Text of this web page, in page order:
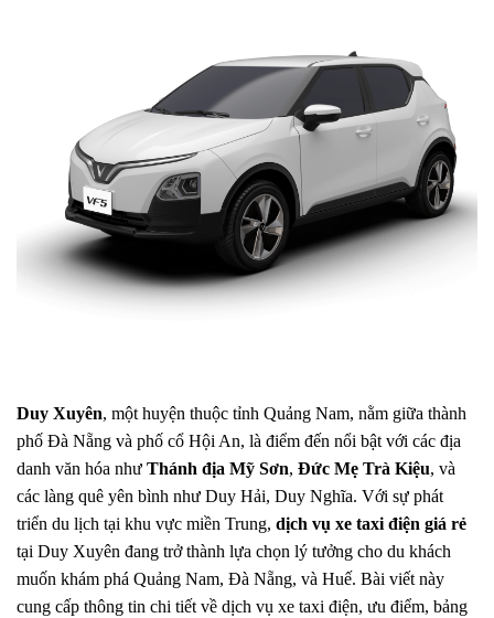
Duy Xuyên, một huyện thuộc tỉnh Quảng Nam, nằm giữa thành
phố Đà Nẵng và phố cổ Hội An, là điểm đến nổi bật với các địa
danh văn hóa như Thánh địa Mỹ Sơn, Đức Mẹ Trà Kiệu, và
các làng quê yên bình như Duy Hải, Duy Nghĩa. Với sự phát
triển du lịch tại khu vực miền Trung, dịch vụ xe taxi điện giá rẻ
tại Duy Xuyên đang trở thành lựa chọn lý tưởng cho du khách
muốn khám phá Quảng Nam, Đà Nẵng, và Huế. Bài viết này
cung cấp thông tin chi tiết về dịch vụ xe taxi điện, ưu điểm, bảng